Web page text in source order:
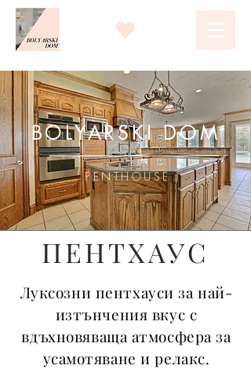
BOLYARSKI DOM
PENTHOUSE
ПЕНТХАУС
Луксозни пентхауси за най-
изтънчения вкус с
вдъхновяваща атмосфера за
усамотяване и релакс.